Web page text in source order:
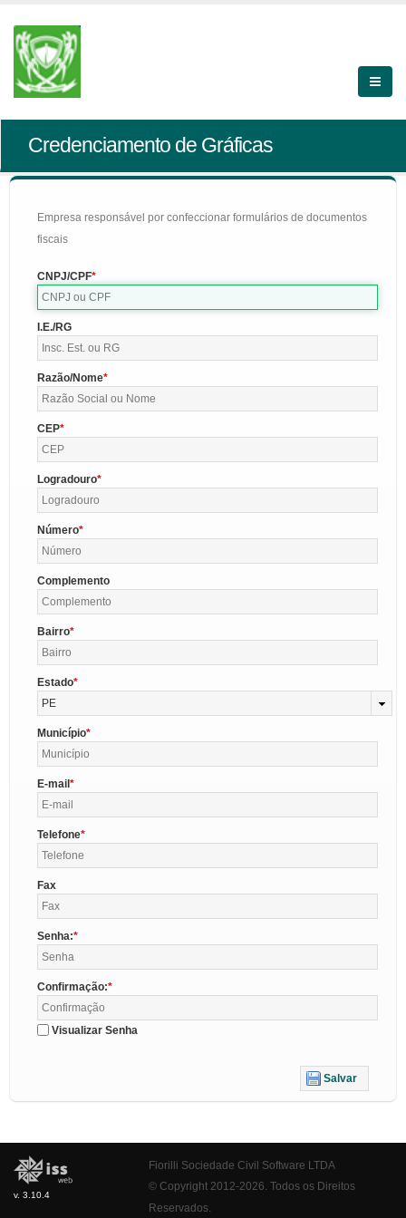
Credenciamento de Gráficas
Empresa responsável por confeccionar formulários de documentos
fiscais
CNPJ/CPF
I.E./RG
Razão/Nome
CEP
Logradouro
Número
Complemento
Bairro
Estado
PE
Município
E-mail
Telefone
Fax
Senha:
Confirmação:
Visualizar Senha
Salvar
v. 3.10.4
Fiorilli Sociedade Civil Software LTDA
© Copyright 2012-2026. Todos os Direitos
Reservados.